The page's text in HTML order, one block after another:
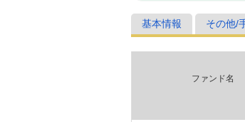
基本情報 その他/
ファンド名